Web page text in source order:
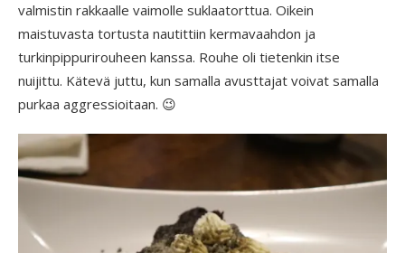
valmistin rakkaalle vaimolle suklaatorttua. Oikein
maistuvasta tortusta nautittiin kermavaahdon ja
turkinpippurirouheen kanssa. Rouhe oli tietenkin itse
nuijittu. Kätevä juttu, kun samalla avusttajat voivat samalla
purkaa aggressioitaan. 😉